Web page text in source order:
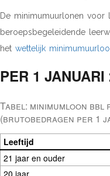
De minimumuurlonen voor
beroepsbegeleidende
het wettelijk
PER 1 JANUARI
Tabel: minimumloon
(brutobedragen per 1
Leeftijd
21 jaar en ouder
20 jaar